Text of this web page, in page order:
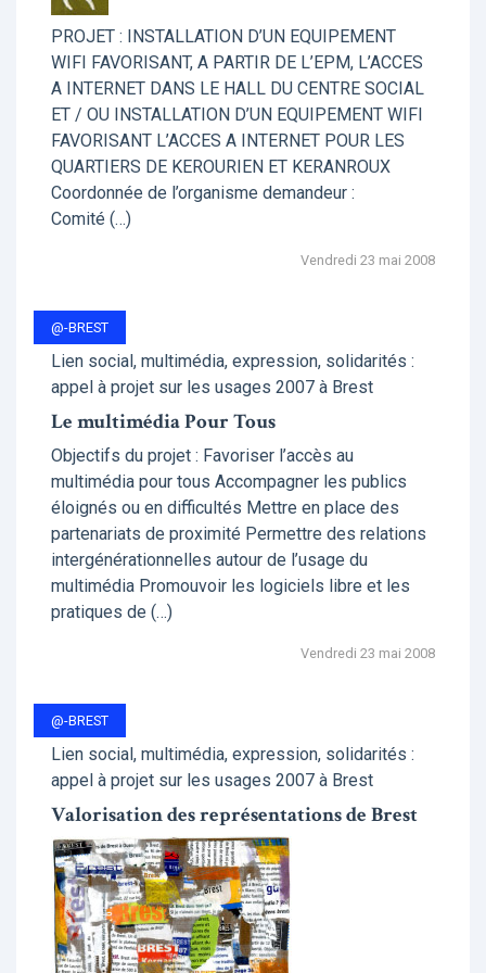
PROJET : INSTALLATION D’UN EQUIPEMENT
WIFI FAVORISANT, A PARTIR DE L’EPM, L’ACCES
A INTERNET DANS LE HALL DU CENTRE SOCIAL
ET / OU INSTALLATION D’UN EQUIPEMENT WIFI
FAVORISANT L’ACCES A INTERNET POUR LES
QUARTIERS DE KEROURIEN ET KERANROUX
Coordonnée de l’organisme demandeur :
Comité (…)
Vendredi 23 mai 2008
@-BREST
Lien social, multimédia, expression, solidarités :
appel à projet sur les usages 2007 à Brest
Le multimédia Pour Tous
Objectifs du projet : Favoriser l’accès au
multimédia pour tous Accompagner les publics
éloignés ou en difficultés Mettre en place des
partenariats de proximité Permettre des relations
intergénérationnelles autour de l’usage du
multimédia Promouvoir les logiciels libre et les
pratiques de (…)
Vendredi 23 mai 2008
@-BREST
Lien social, multimédia, expression, solidarités :
appel à projet sur les usages 2007 à Brest
Valorisation des représentations de Brest